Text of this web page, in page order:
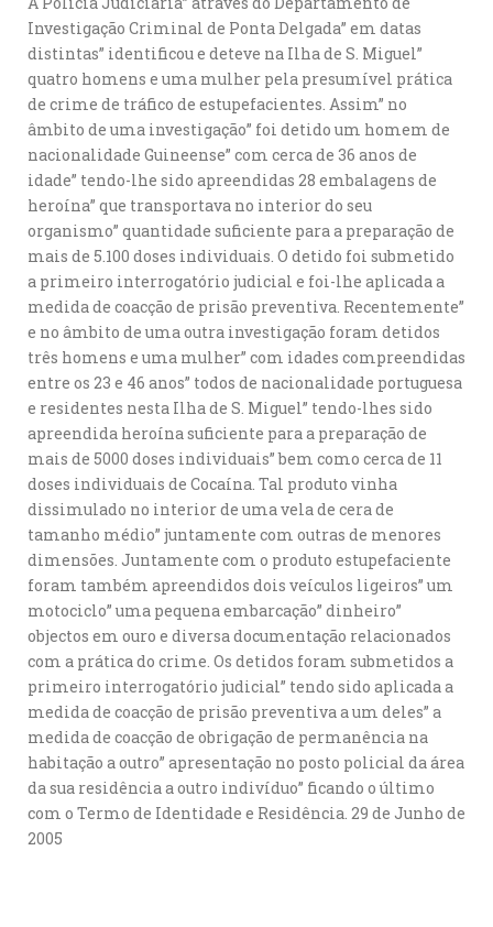
Investigação Criminal de Ponta Delgada” em datas
distintas” identificou e deteve na Ilha de S. Miguel”
quatro homens e uma mulher pela presumível prática
de crime de tráfico de estupefacientes. Assim” no
âmbito de uma investigação” foi detido um homem de
nacionalidade Guineense” com cerca de 36 anos de
idade” tendo-lhe sido apreendidas 28 embalagens de
heroína” que transportava no interior do seu
organismo” quantidade suficiente para a preparação de
mais de 5.100 doses individuais. O detido foi submetido
a primeiro interrogatório judicial e foi-lhe aplicada a
medida de coacção de prisão preventiva. Recentemente”
e no âmbito de uma outra investigação foram detidos
três homens e uma mulher” com idades compreendidas
entre os 23 e 46 anos” todos de nacionalidade portuguesa
e residentes nesta Ilha de S. Miguel” tendo-lhes sido
apreendida heroína suficiente para a preparação de
mais de 5000 doses individuais” bem como cerca de 11
doses individuais de Cocaína. Tal produto vinha
dissimulado no interior de uma vela de cera de
tamanho médio” juntamente com outras de menores
dimensões. Juntamente com o produto estupefaciente
foram também apreendidos dois veículos ligeiros” um
motociclo” uma pequena embarcação” dinheiro”
objectos em ouro e diversa documentação relacionados
com a prática do crime. Os detidos foram submetidos a
primeiro interrogatório judicial” tendo sido aplicada a
medida de coacção de prisão preventiva a um deles” a
medida de coacção de obrigação de permanência na
habitação a outro” apresentação no posto policial da área
da sua residência a outro indivíduo” ficando o último
com o Termo de Identidade e Residência. 29 de Junho de
2005